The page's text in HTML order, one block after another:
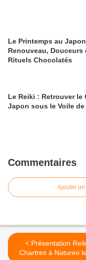
Le Printemps au
Renouveau, Douceurs
Rituels Chocolatés
Le Reiki : Retrouver le
Japon sous le Voile de
Commentaires
Ajouter
< Présentation Reiki*
Chartres à Natureo le